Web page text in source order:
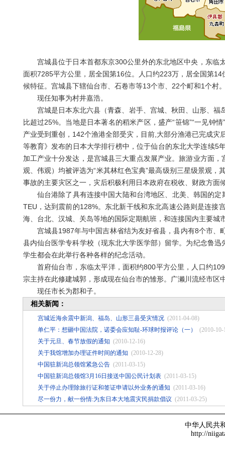
宫城县位于日本首都东京300公里外的东北地区中央，东临
面积7285平方公里，居全国第16位。人口约223万，居全国第
候特征。宫城县下辖仙台市、石卷市等13个市、22个町和1个村
现任知事为村井嘉浩。
宫城是日本东北六县（青森、岩手、宫城、秋田、山形、福
比超过25%。当地是日本著名的稻米产区，盛产“笹锦”“一见钟
产业受到重创，142个渔港全部受灾，目前,大部分渔港已完成
等教育》发布的日本大学排行榜中，位于仙台的东北大学连续5
加工产业十分发达，是宫城县三大重点发展产业。旅游业方面
观、伟观）均被评选为“米其林红色宝典”最高级别三星级景观
事故的主要灾区之一，灾后积极利用日本政府在税收、财政方
仙台港除了具有连接中国大陆和台湾地区、北美、韩国的定
TEU，达到震前的128%。东北新干线和东北高速公路则是连接
海、台北、汉城、关岛等地的国际定期航班，和连接国内主要城
宫城县1987年与中国吉林省结为友好省县，县内有8个市、
县内仙台医学专科学校（现东北大学医学部）留学。为纪念鲁
学生都会在此举行各种各样的纪念活动。
首府仙台市，东临太平洋，面积约800平方公里，人口约
宗主持在此修建城郭，形成现在仙台市的雏形。广濑川流经市区
现任市长为郡和子。
相关新闻：
宫城近海余震中新潟、福岛、山形三县受灾情况 (2011-04-08)
单仁平：想砸中国法院，诺委会应知耻-环球时报评论（一）
(2010-10-
关于元旦、春节放假的通知 (2010-12-16)
关于我馆增加办理证件时间的通知 (2010-12-28)
中国驻新潟总领馆紧急公告 (2011-03-15)
中国驻新潟总领馆3月16日接送中国公民计划表 (2011-03-15)
关于停止办理除旅行证和签证申请以外业务的通知 (2011-03-16)
尽一份力，献一份情:为东日本大地震灾民捐款倡议 (2011-03-25)
中华人民共
http://